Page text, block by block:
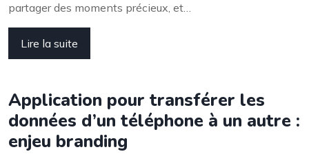
partager des moments précieux, et…
Lire la suite
Application pour transférer les
données d’un téléphone à un autre :
enjeu branding